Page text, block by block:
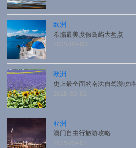
欧洲
希腊最美度假岛屿大盘点
2025-09-08
欧洲
史上最全面的南法自驾游攻略
2025-09-05
亚洲
澳门自由行旅游攻略
2025-09-03